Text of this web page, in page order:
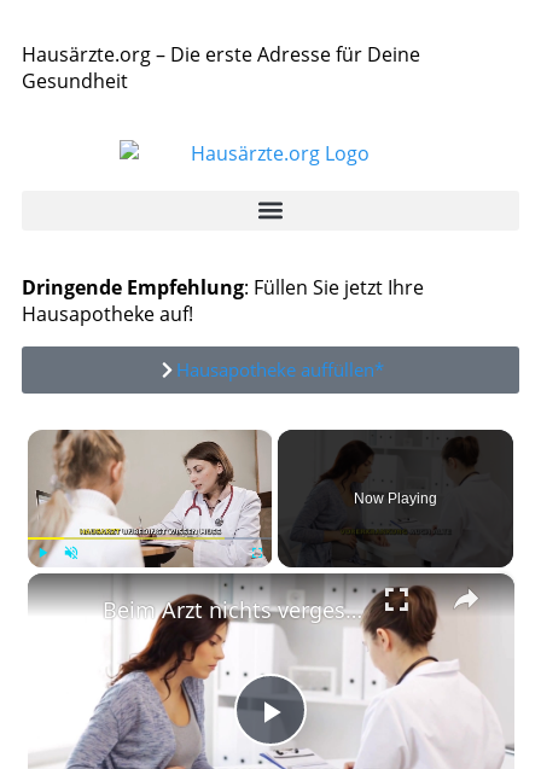
Hausärzte.org – Die erste Adresse für Deine
Gesundheit
Dringende Empfehlung: Füllen Sie jetzt Ihre
Hausapotheke auf!
Hausapotheke auffüllen*
×
Now Playing
×
Play
Beim Arzt nichts vergessen - Diese 5 Infos sind entscheidend!